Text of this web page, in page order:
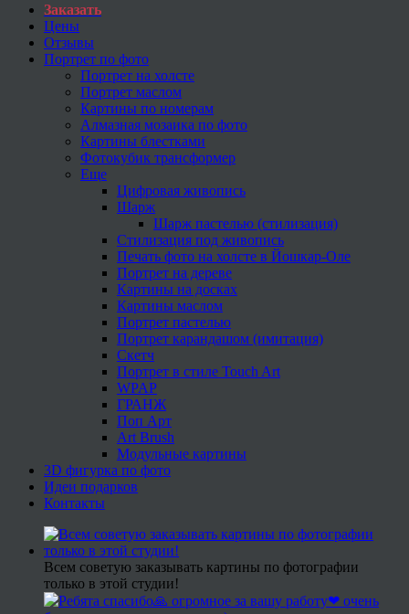
Заказать
Цены
Отзывы
Портрет по фото
Портрет на холсте
Портрет маслом
Картины по номерам
Алмазная мозаика по фото
Картины блестками
Фотокубик трансформер
Еще
Цифровая живопись
Шарж
Шарж пастелью (стилизация)
Стилизация под живопись
Печать фото на холсте в Йошкар-Оле
Портрет на дереве
Картины на досках
Картины маслом
Портрет пастелью
Портрет карандашом (имитация)
Скетч
Портрет в стиле Touch Art
WPAP
ГРАНЖ
Поп Арт
Art Brush
Модульные картины
3D фигурка по фото
Идеи подарков
Контакты
Всем советую заказывать картины по фотографии
только в этой студии!